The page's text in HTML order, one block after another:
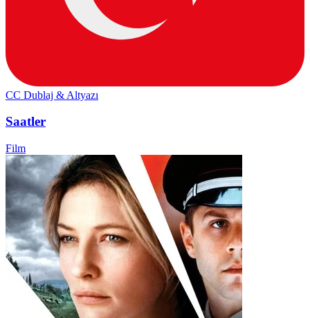
CC Dublaj & Altyazı
Saatler
Film